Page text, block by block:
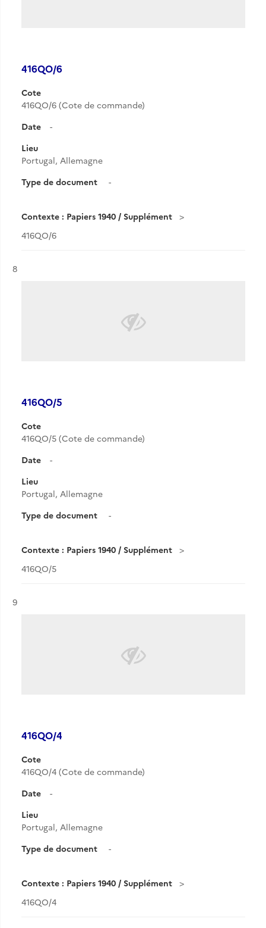
416QO/6
Cote
416QO/6 (Cote de commande)
Date
-
Lieu
Portugal, Allemagne
Type de document
-
Contexte : Papiers 1940 / Supplément
416QO/6
Résultat n°
8
416QO/5
Cote
416QO/5 (Cote de commande)
Date
-
Lieu
Portugal, Allemagne
Type de document
-
Contexte : Papiers 1940 / Supplément
416QO/5
Résultat n°
9
416QO/4
Cote
416QO/4 (Cote de commande)
Date
-
Lieu
Portugal, Allemagne
Type de document
-
Contexte : Papiers 1940 / Supplément
416QO/4